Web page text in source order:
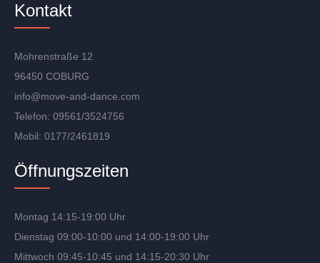
Kontakt
Mohrenstraße 12
96450 COBURG
info@move-and-dance.com
Telefon: 09561/3524756
Mobil: 0177/2461819
Öffnungszeiten
Montag 14:15-19:00 Uhr
Dienstag 09:00-10:00 und 14:00-19:00 Uhr
Mittwoch 09:45-10:45 und 14:15-20:30 Uhr